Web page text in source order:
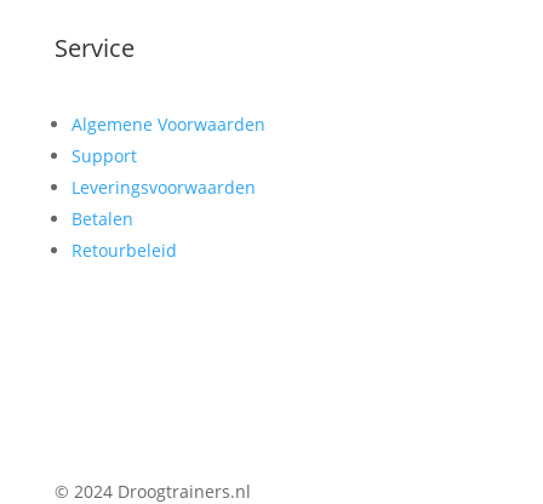
Service
Algemene Voorwaarden
Support
Leveringsvoorwaarden
Betalen
Retourbeleid
© 2024 Droogtrainers.nl